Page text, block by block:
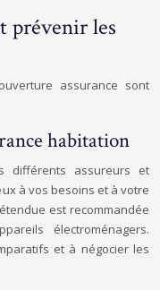
prévenir les
assurance sont
habitation
différents assureurs et
à vos besoins et à votre
est recommandée
électroménagers.
et à négocier les